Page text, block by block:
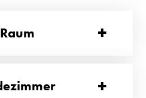
Raum +
+